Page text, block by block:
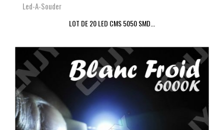
Led-A-Souder
LOT DE 20 LED CMS 5050 SMD...